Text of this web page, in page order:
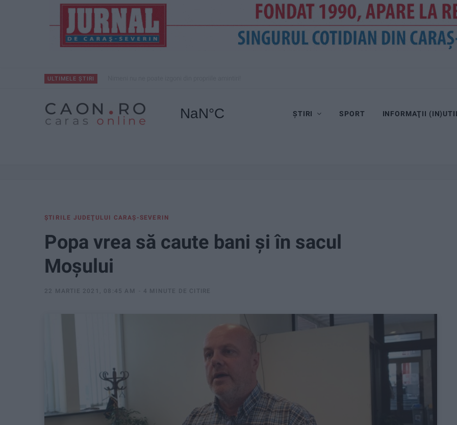
ULTIMELE ȘTIRI
ȘTIRI SPORT INFORMAŢII
ŞTIRILE JUDEŢULUI CARAŞ-SEVERIN
Popa vrea să caute bani şi în sacul
Moşului
22 MARTIE 2021, 08:45 AM 4 MINUTE DE CITIRE